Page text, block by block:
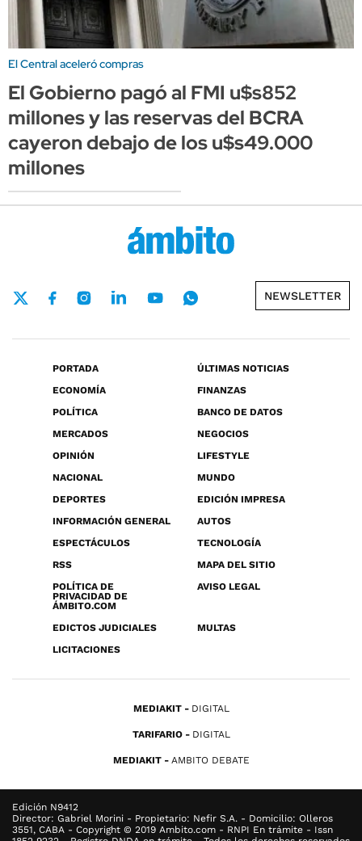
El Central aceleró compras
El Gobierno pagó al FMI u$s852
millones y las reservas del BCRA
cayeron debajo de los u$s49.000
millones
NEWSLETTER
PORTADA
ÚLTIMAS NOTICIAS
ECONOMÍA
FINANZAS
POLÍTICA
BANCO DE DATOS
MERCADOS
NEGOCIOS
OPINIÓN
LIFESTYLE
NACIONAL
MUNDO
DEPORTES
EDICIÓN IMPRESA
INFORMACIÓN GENERAL
AUTOS
ESPECTÁCULOS
TECNOLOGÍA
RSS
MAPA DEL SITIO
POLÍTICA DE
PRIVACIDAD DE
ÁMBITO.COM
AVISO LEGAL
EDICTOS JUDICIALES
MULTAS
LICITACIONES
MEDIAKIT DIGITAL
TARIFARIO DIGITAL
MEDIAKIT AMBITO DEBATE
Edición N9412
Director: Gabriel Morini - Propietario: Nefir S.A. - Domicilio: Olleros
3551, CABA - Copyright © 2019 Ambito.com - RNPI En trámite - Issn